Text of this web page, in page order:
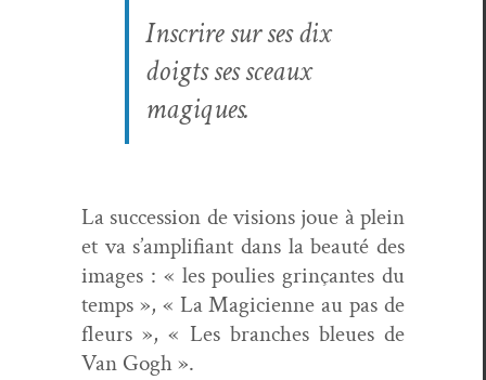
Inscrire sur ses dix
doigts ses sceaux
magiques.
La suc­ces­sion de visions joue à plein
et va s’amplifiant dans la beauté des
images : « les poulies grinçantes du
temps », « La Magi­ci­enne au pas de
fleurs », « Les branch­es bleues de
Van Gogh ».